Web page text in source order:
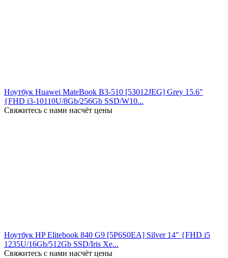
Ноутбук Huawei MateBook B3-510 [53012JEG] Grey 15.6"
{FHD i3-10110U/8Gb/256Gb SSD/W10...
Свяжитесь с нами насчёт цены
Ноутбук HP Elitebook 840 G9 [5P6S0EA] Silver 14" {FHD i5
1235U/16Gb/512Gb SSD/Iris Xe...
Свяжитесь с нами насчёт цены